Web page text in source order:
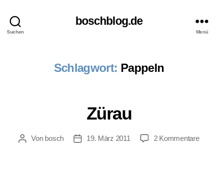
Suchen
boschblog.de
Menü
Schlagwort: Pappeln
Zürau
Beitragsautor
Von bosch Veröffentlichungsdatum
19. März 2011 2 Kommentarezu